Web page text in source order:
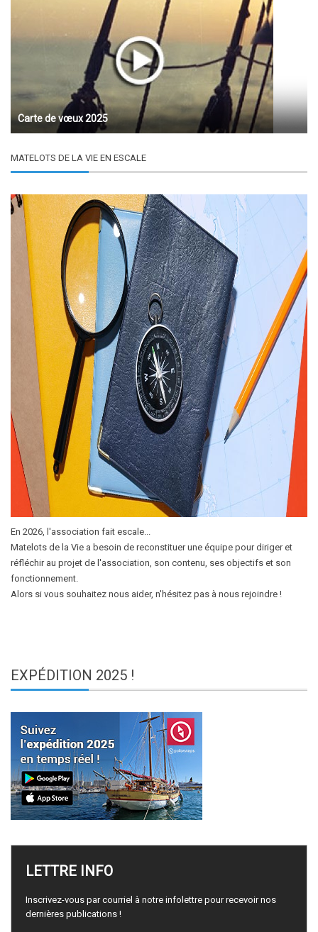
Carte de vœux 2025
MATELOTS DE LA VIE EN ESCALE
En 2026, l'association fait escale...
Matelots de la Vie a besoin de reconstituer une équipe pour diriger et
réfléchir au projet de l'association, son contenu, ses objectifs et son
fonctionnement.
Alors si vous souhaitez nous aider, n'hésitez pas à nous rejoindre !
EXPÉDITION 2025 !
LETTRE INFO
Inscrivez-vous par courriel à notre infolettre pour recevoir nos
dernières publications !